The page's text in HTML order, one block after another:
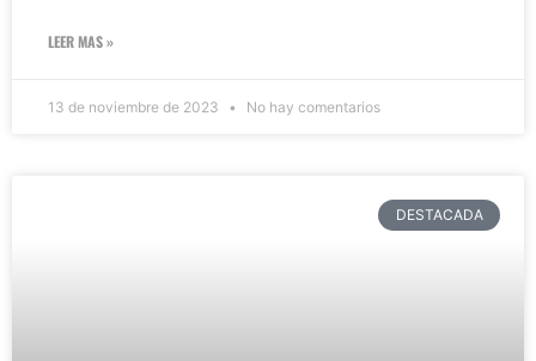
LEER MAS »
13 de noviembre de 2023 No hay comentarios
DESTACADA